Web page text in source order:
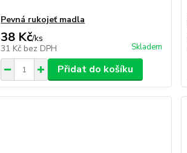
Pevná rukojeť madla
38 Kč/ks
31 Kč bez DPH Skladem
Přidat do košíku